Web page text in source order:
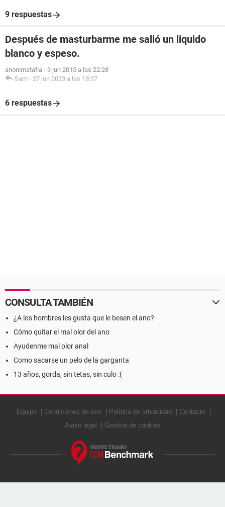
9 respuestas
Después de masturbarme me salió un liquido
blanco y espeso.
anonimatafia - 3 jun 2015 a las 22:28
Sam - 27 jun 2023 a las 18:37
6 respuestas
CONSULTA TAMBIÉN
¿A los hombres les gusta que le besen el ano?
Cómo quitar el mal olor del ano
Ayudenme mal olor anal
Como sacarse un pelo de la garganta
13 años, gorda, sin tetas, sin culo :(
Equipo Condiciones de uso Política de privacidad
Contacto
Aviso legal
Gestión de cookies